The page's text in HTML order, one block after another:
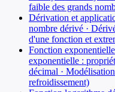
faible des grands
Dérivation et
nombre dérivé ·
d'une fonction et
Fonction
exponentielle :
décimal ·
refroidissement)